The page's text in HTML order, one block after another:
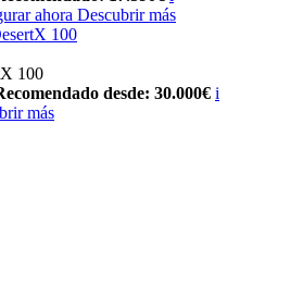
ahora Descubrir más
100
100
desde: 30.000€ i
más